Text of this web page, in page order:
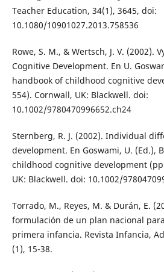
Teacher Education, 34(1), 3645, doi:
10.1080/10901027.2013.758536
Rowe, S. M., & Wertsch, J. V. (2002).
Cognitive Development. En U.
handbook of childhood cognitive
554). Cornwall, UK: Blackwell. doi:
10.1002/9780470996652.ch24
Sternberg, R. J. (2002). Individual
development. En Goswami, U. (Ed.),
childhood cognitive development
UK: Blackwell. doi: 10.1002/
Torrado, M., Reyes, M. & Durán, E.
formulación de un plan nacional
primera infancia. Revista Infancia,
(1), 15-38.